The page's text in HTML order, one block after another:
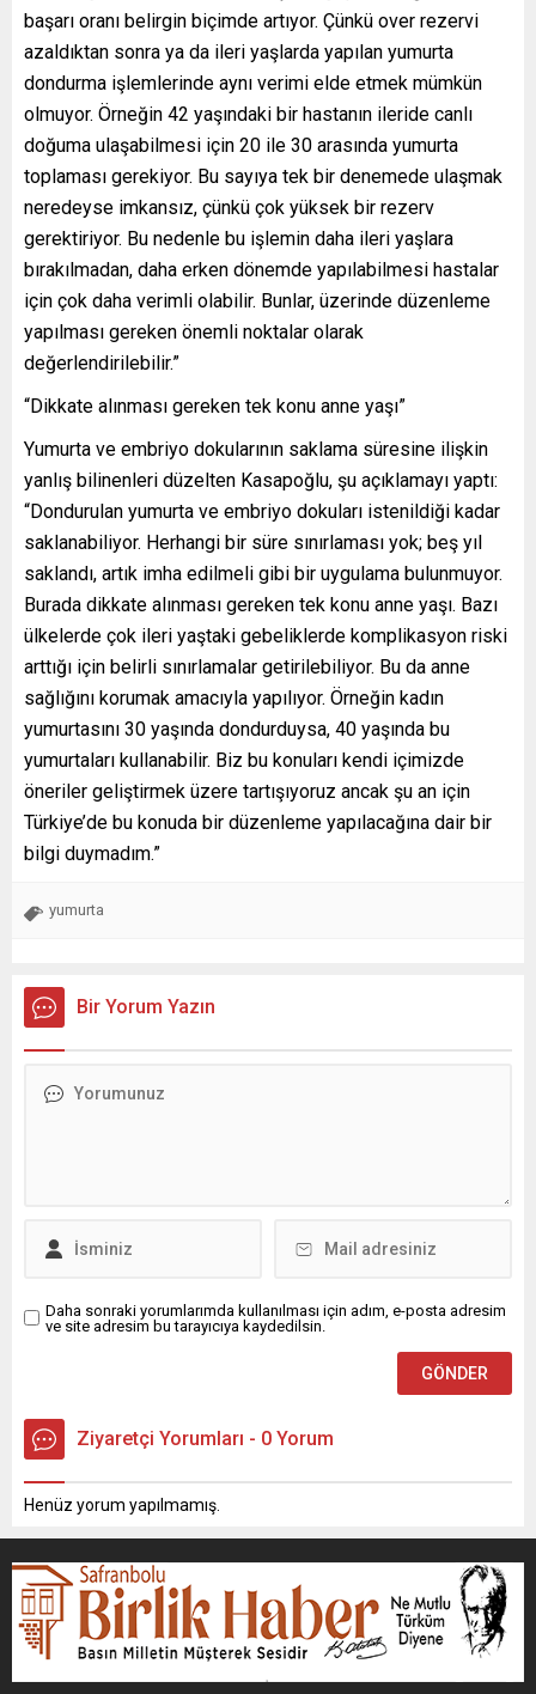
başarı oranı belirgin biçimde artıyor. Çünkü over rezervi
azaldıktan sonra ya da ileri yaşlarda yapılan yumurta
dondurma işlemlerinde aynı verimi elde etmek mümkün
olmuyor. Örneğin 42 yaşındaki bir hastanın ileride canlı
doğuma ulaşabilmesi için 20 ile 30 arasında yumurta
toplaması gerekiyor. Bu sayıya tek bir denemede ulaşmak
neredeyse imkansız, çünkü çok yüksek bir rezerv
gerektiriyor. Bu nedenle bu işlemin daha ileri yaşlara
bırakılmadan, daha erken dönemde yapılabilmesi hastalar
için çok daha verimli olabilir. Bunlar, üzerinde düzenleme
yapılması gereken önemli noktalar olarak
değerlendirilebilir.”
“Dikkate alınması gereken tek konu anne yaşı”
Yumurta ve embriyo dokularının saklama süresine ilişkin
yanlış bilinenleri düzelten Kasapoğlu, şu açıklamayı yaptı:
“Dondurulan yumurta ve embriyo dokuları istenildiği kadar
saklanabiliyor. Herhangi bir süre sınırlaması yok; beş yıl
saklandı, artık imha edilmeli gibi bir uygulama bulunmuyor.
Burada dikkate alınması gereken tek konu anne yaşı. Bazı
ülkelerde çok ileri yaştaki gebeliklerde komplikasyon riski
arttığı için belirli sınırlamalar getirilebiliyor. Bu da anne
sağlığını korumak amacıyla yapılıyor. Örneğin kadın
yumurtasını 30 yaşında dondurduysa, 40 yaşında bu
yumurtaları kullanabilir. Biz bu konuları kendi içimizde
öneriler geliştirmek üzere tartışıyoruz ancak şu an için
Türkiye’de bu konuda bir düzenleme yapılacağına dair bir
bilgi duymadım.”
yumurta
Bir Yorum Yazın
Daha sonraki yorumlarımda kullanılması için adım, e-posta adresim
ve site adresim bu tarayıcıya kaydedilsin.
Ziyaretçi Yorumları - 0 Yorum
Henüz yorum yapılmamış.